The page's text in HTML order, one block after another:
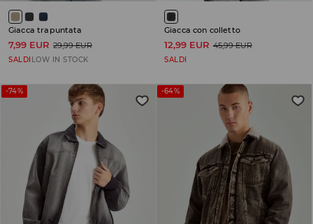
Giacca trapuntata
7,99 EUR 29,99 EUR
SALDI LOW IN STOCK
Giacca con colletto
12,99 EUR 45,99 EUR
SALDI
-74% -64%